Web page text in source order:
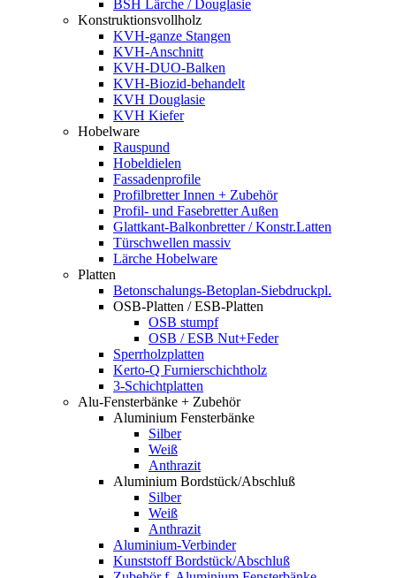
BSH Lärche / Douglasie
Konstruktionsvollholz
KVH-ganze Stangen
KVH-Anschnitt
KVH-DUO-Balken
KVH-Biozid-behandelt
KVH Douglasie
KVH Kiefer
Hobelware
Rauspund
Hobeldielen
Fassadenprofile
Profilbretter Innen + Zubehör
Profil- und Fasebretter Außen
Glattkant-Balkonbretter / Konstr.Latten
Türschwellen massiv
Lärche Hobelware
Platten
Betonschalungs-Betoplan-Siebdruckpl.
OSB-Platten / ESB-Platten
OSB stumpf
OSB / ESB Nut+Feder
Sperrholzplatten
Kerto-Q Furnierschichtholz
3-Schichtplatten
Alu-Fensterbänke + Zubehör
Aluminium Fensterbänke
Silber
Weiß
Anthrazit
Aluminium Bordstück/Abschluß
Silber
Weiß
Anthrazit
Aluminium-Verbinder
Kunststoff Bordstück/Abschluß